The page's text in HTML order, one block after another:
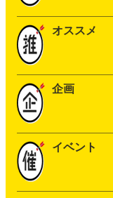
オススメ
企画
イベント